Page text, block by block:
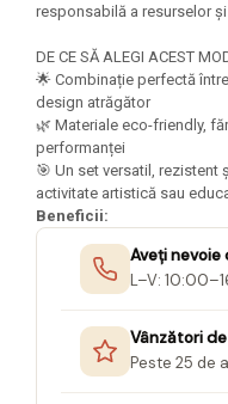
responsabilă a resurselor
DE CE SĂ ALEGI ACEST
🌟 Combinație perfectă
design atrăgător
🌿 Materiale eco-friendly,
performanței
🎯 Un set versatil,
activitate artistică sau
Beneficii:
Aveți nevoie
L–V:
Vânzători
Peste 25 de